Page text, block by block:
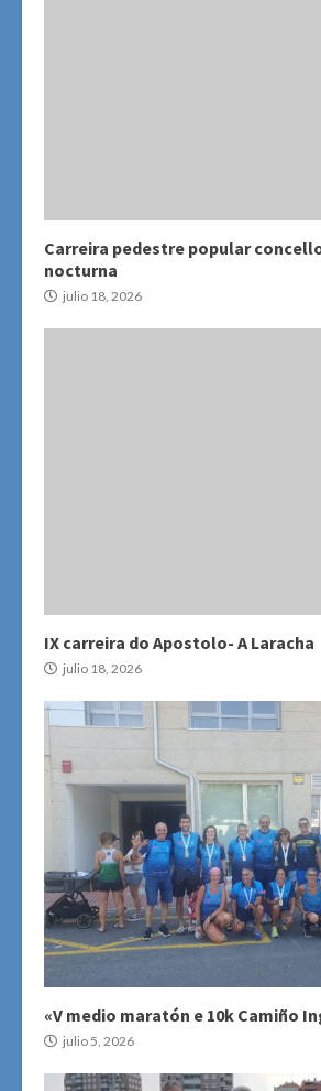
Carreira pedestre popular
nocturna
julio 18, 2026
IX carreira do Apostolo- A Laracha
julio 18, 2026
«V medio maratón e 10k Camiño
julio 5, 2026